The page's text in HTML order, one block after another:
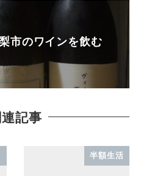
市のワインを飲む
記事
半額生活